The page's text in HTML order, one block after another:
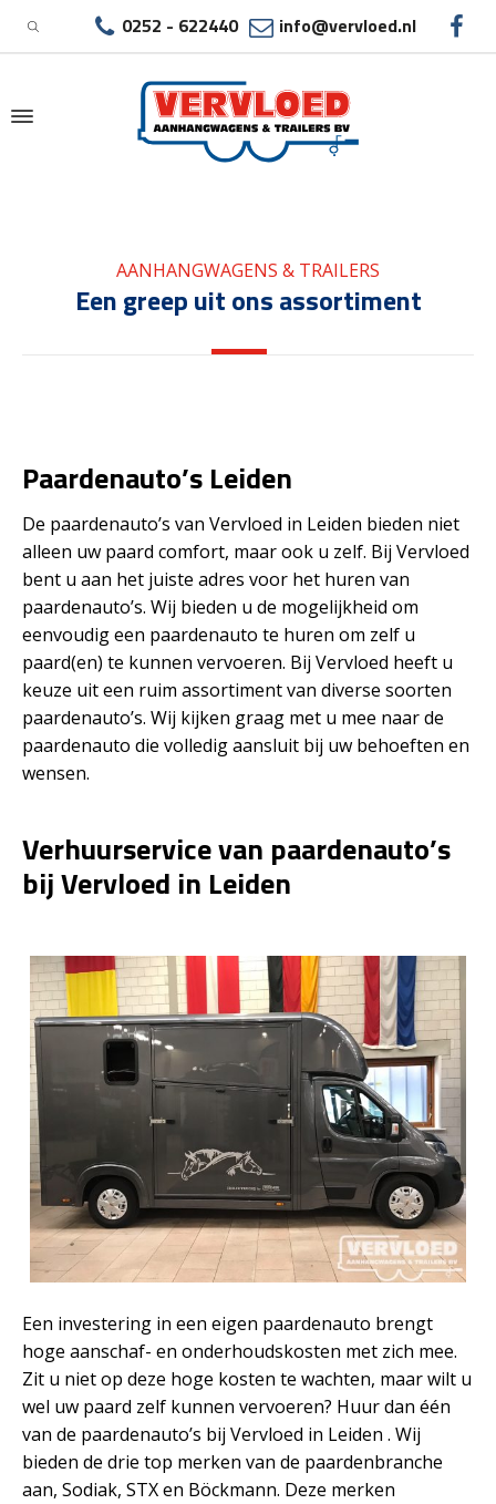
0252 - 622440 info@vervloed.nl
PAARDENAUTO’S LEIDEN
AANHANGWAGENS & TRAILERS
Een greep uit ons assortiment
Paardenauto’s Leiden
De paardenauto’s van Vervloed in Leiden bieden niet
alleen uw paard comfort, maar ook u zelf. Bij Vervloed
bent u aan het juiste adres voor het huren van
paardenauto’s. Wij bieden u de mogelijkheid om
eenvoudig een paardenauto te huren om zelf u
paard(en) te kunnen vervoeren. Bij Vervloed heeft u
keuze uit een ruim assortiment van diverse soorten
paardenauto’s. Wij kijken graag met u mee naar de
paardenauto die volledig aansluit bij uw behoeften en
wensen.
Verhuurservice van paardenauto’s
bij Vervloed in Leiden
Een investering in een eigen paardenauto brengt
hoge aanschaf- en onderhoudskosten met zich mee.
Zit u niet op deze hoge kosten te wachten, maar wilt u
wel uw paard zelf kunnen vervoeren? Huur dan één
van de paardenauto’s bij Vervloed in Leiden . Wij
bieden de drie top merken van de paardenbranche
aan, Sodiak, STX en Böckmann. Deze merken